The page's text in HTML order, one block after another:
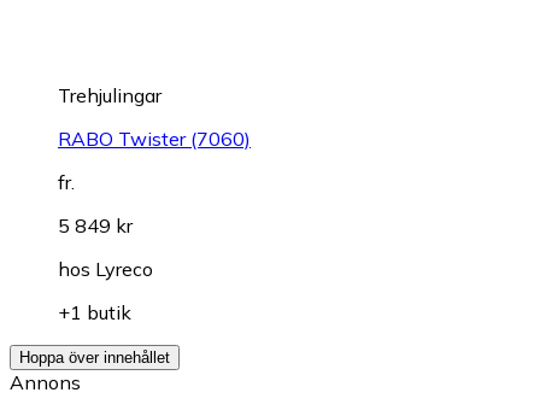
Trehjulingar
RABO Twister (7060)
fr.
5 849 kr
hos Lyreco
+1 butik
Hoppa över innehållet
Annons